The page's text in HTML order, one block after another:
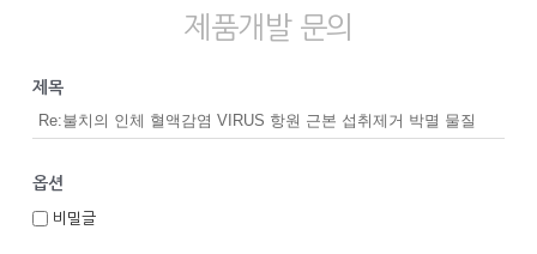
제품개발 문의
제목
옵션
비밀글